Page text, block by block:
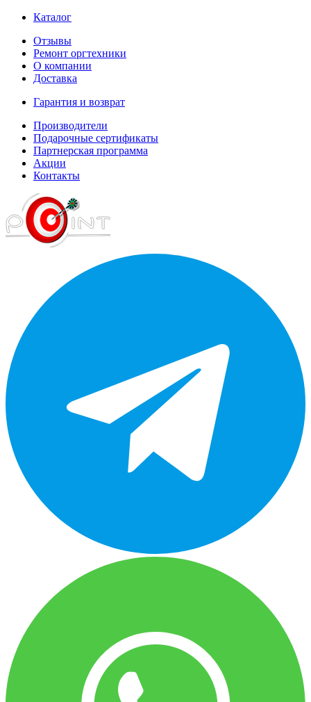
Каталог
Отзывы
Ремонт оргтехники
О компании
Доставка
Гарантия и возврат
Производители
Подарочные сертификаты
Партнерская программа
Акции
Контакты